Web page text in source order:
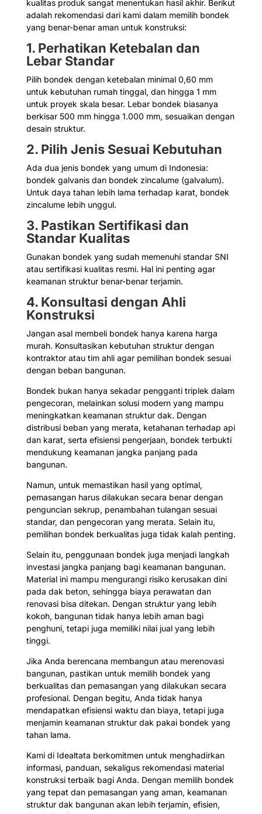
kualitas produk sangat menentukan hasil akhir. Berikut
adalah rekomendasi dari kami dalam memilih bondek
yang benar-benar aman untuk konstruksi:
1. Perhatikan Ketebalan dan
Lebar Standar
Pilih bondek dengan ketebalan minimal 0,60 mm
untuk kebutuhan rumah tinggal, dan hingga 1 mm
untuk proyek skala besar. Lebar bondek biasanya
berkisar 500 mm hingga 1.000 mm, sesuaikan dengan
desain struktur.
2. Pilih Jenis Sesuai Kebutuhan
Ada dua jenis bondek yang umum di Indonesia:
bondek galvanis dan bondek zincalume (galvalum).
Untuk daya tahan lebih lama terhadap karat, bondek
zincalume lebih unggul.
3. Pastikan Sertifikasi dan
Standar Kualitas
Gunakan bondek yang sudah memenuhi standar SNI
atau sertifikasi kualitas resmi. Hal ini penting agar
keamanan struktur benar-benar terjamin.
4. Konsultasi dengan Ahli
Konstruksi
Jangan asal membeli bondek hanya karena harga
murah. Konsultasikan kebutuhan struktur dengan
kontraktor atau tim ahli agar pemilihan bondek sesuai
dengan beban bangunan.
Bondek bukan hanya sekadar pengganti triplek dalam
pengecoran, melainkan solusi modern yang mampu
meningkatkan keamanan struktur dak. Dengan
distribusi beban yang merata, ketahanan terhadap api
dan karat, serta efisiensi pengerjaan, bondek terbukti
mendukung keamanan jangka panjang pada
bangunan.
Namun, untuk memastikan hasil yang optimal,
pemasangan harus dilakukan secara benar dengan
penguncian sekrup, penambahan tulangan sesuai
standar, dan pengecoran yang merata. Selain itu,
pemilihan bondek berkualitas juga tidak kalah penting.
Selain itu, penggunaan bondek juga menjadi langkah
investasi jangka panjang bagi keamanan bangunan.
Material ini mampu mengurangi risiko kerusakan dini
pada dak beton, sehingga biaya perawatan dan
renovasi bisa ditekan. Dengan struktur yang lebih
kokoh, bangunan tidak hanya lebih aman bagi
penghuni, tetapi juga memiliki nilai jual yang lebih
tinggi.
Jika Anda berencana membangun atau merenovasi
bangunan, pastikan untuk memilih bondek yang
berkualitas dan pemasangan yang dilakukan secara
profesional. Dengan begitu, Anda tidak hanya
mendapatkan efisiensi waktu dan biaya, tetapi juga
menjamin keamanan struktur dak pakai bondek yang
tahan lama.
Kami di Idealtata berkomitmen untuk menghadirkan
informasi, panduan, sekaligus rekomendasi material
konstruksi terbaik bagi Anda. Dengan memilih bondek
yang tepat dan pemasangan yang aman, keamanan
struktur dak bangunan akan lebih terjamin, efisien,